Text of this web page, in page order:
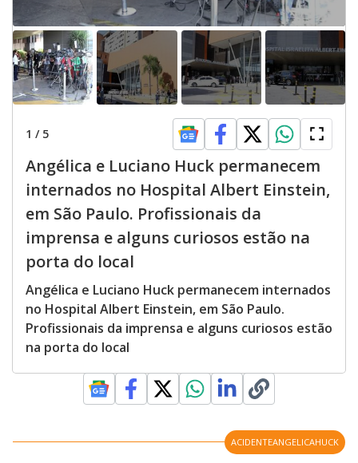
1 / 5
Angélica e Luciano Huck permanecem
internados no Hospital Albert Einstein,
em São Paulo. Profissionais da
imprensa e alguns curiosos estão na
porta do local
Angélica e Luciano Huck permanecem internados
no Hospital Albert Einstein, em São Paulo.
Profissionais da imprensa e alguns curiosos estão
na porta do local
ACIDENTEANGELICAHUCK